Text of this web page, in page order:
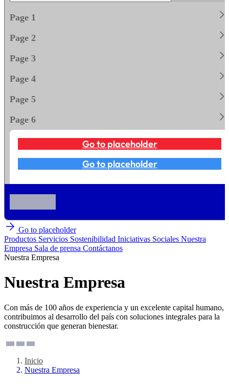
Page 1 keyboard_arrow_right
Page 2 keyboard_arrow_right
Page 3 keyboard_arrow_right
Page 4 keyboard_arrow_right
Page 5 keyboard_arrow_right
Page 6 keyboard_arrow_right
Go to placeholder
Go to placeholder
arrow_forward Go to placeholder
Productos Servicios Sostenibilidad Iniciativas Sociales Nuestra
Empresa Sala de prensa Contáctanos
Nuestra Empresa
Nuestra Empresa
Con más de 100 años de experiencia y un excelente capital humano,
contribuimos al desarrollo del país con soluciones integrales para la
construcción que generan bienestar.
Inicio
Nuestra Empresa